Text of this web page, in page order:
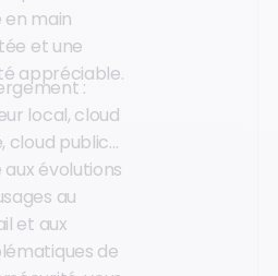
en main
et une
appréciable.
:
local, cloud
cloud public…
aux évolutions
au
et aux
de